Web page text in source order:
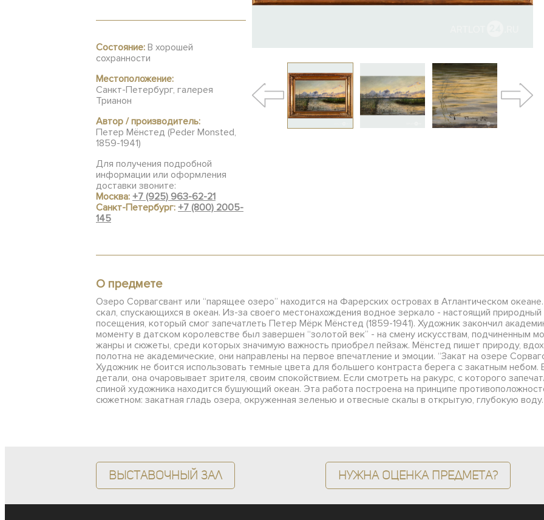
Состояние: В хорошей
сохранности
Местоположение:
Санкт-Петербург, галерея
Трианон
Автор / производитель:
Петер Мёнстед (Peder Monsted,
1859-1941)
Для получения подробной
информации или оформления
доставки звоните:
Москва: +7 (925) 963-62-21
Санкт-Петербург: +7 (800) 2005-
145
О предмете
Озеро Сорвагсвант или “парящее озеро” находится на Фарерских островах в Атлантическом
скал, спускающихся в океан. Из-за своего местонахождения водное зеркало - настоящий
посещения, который смог запечатлеть Петер Мёрк Мёнстед (1859-1941). Художник закончил
моменту в датском королевстве был завершен “золотой век” - на смену искусствам, подчиненным
жанры и сюжеты, среди которых значимую важность приобрел пейзаж. Мёнстед пишет природу,
полотна не академические, они направлены на первое впечатление и эмоции. “Закат на озере
Художник не боится использовать темные цвета для большего контраста берега с закатным небом.
детали, она очаровывает зрителя, своим спокойствием. Если смотреть на ракурс, с которого
спиной художника находится бушующий океан. Эта работа построена на принципе
сюжетном: закатная гладь озера, окруженная зеленью и отвесные скалы в открытую, глубокую воду.
Выставочный зал Нужна оценка предмета?